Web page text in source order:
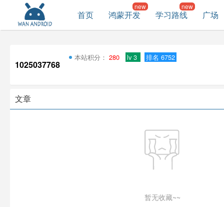
首页 鸿蒙开发 学习路线 广场
1025037768
本站积分： 280 lv 3 排名 6752
文章
暂无收藏~~